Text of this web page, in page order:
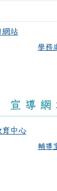
網站
學務
宣 導 網
育中心
輔導